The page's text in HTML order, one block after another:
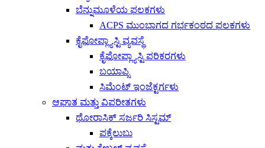
ಬೆನ್ನುಮೂಳೆಯ ಫಲಕಗಳು
ACPS ಮುಂಭಾಗದ ಗರ್ಭಕಂಠದ ಫಲಕಗಳು
ಕೈಫೋಪ್ಲ್ಯಾಸ್ಟಿ ವ್ಯವಸ್ಥೆ
ಕೈಫೋಪ್ಲ್ಯಾಸ್ಟಿ ಪರಿಕರಗಳು
ಬಯಾಪ್ಸಿ
ಸಿಮೆಂಟ್ ಇಂಜೆಕ್ಟರ್ಗಳು
ಆಘಾತ ಮತ್ತು ವಿಪರೀತಗಳು
ಥೋರಾಸಿಕ್ ಸರ್ಜರಿ ಸಿಸ್ಟಮ್
ಪಕ್ಕೆಲುಬು